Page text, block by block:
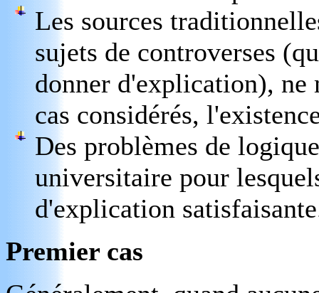
Les sources
sujets de controverses
donner d'explication), ne
cas considérés,
Des problèmes de
universitaire pour
d'explication
Premier cas